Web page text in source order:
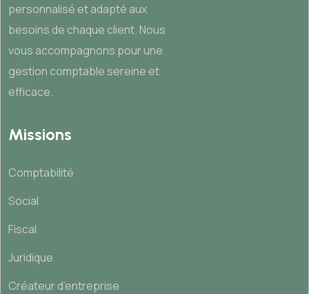
personnalisé et adapté aux
besoins de chaque client. Nous
vous accompagnons pour une
gestion comptable sereine et
efficace.
Missions
Comptabilité
Social
Fiscal
Juridique
Créateur d’entreprise